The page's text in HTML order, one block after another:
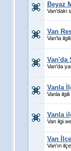
Beyaz
Van'daki
Van
Van'la
Van'da
Van'da
Vanla
Vanla
Vanla
Van ilgi
Van
Van'ın